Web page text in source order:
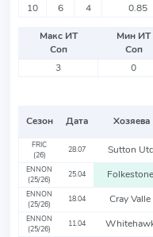
10
6 4 0.85
Макс ИТ
Соп
Мин ИТ
Соп
3
0
Сезон Дата Хозяева
FRIC
(26)
28.07 Sutton Utd
ENNON
(25/26)
25.04 Folkestone
ENNON
(25/26)
18.04 Cray Valle
ENNON
(25/26)
11.04